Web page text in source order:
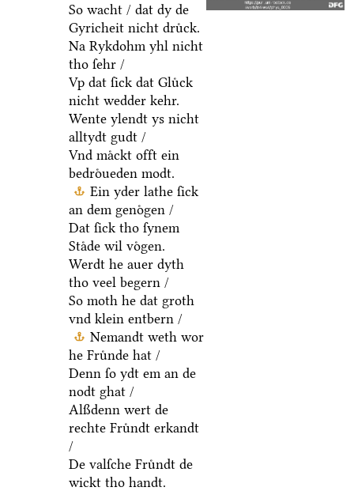
So wacht / dat dy de
Gyricheit nicht druͤck.
Na Rykdohm yhl nicht
tho ſehr /
Vp dat ſick dat Gluͤck
nicht wedder kehr.
Wente ylendt ys nicht
alltydt gudt /
Vnd maͤckt offt ein
bedroͤueden modt.
Ein yder lathe ſick
an dem genoͤgen /
Dat ſick tho ſynem
Staͤde wil voͤgen.
Werdt he auer dyth
tho veel begern /
So moth he dat groth
vnd klein entbern /
Nemandt weth wor
he Fruͤnde hat /
Denn ſo ydt em an de
nodt ghat /
Alßdenn wert de
rechte Fruͤndt erkandt
/
De valſche Fruͤndt de
wickt tho handt.